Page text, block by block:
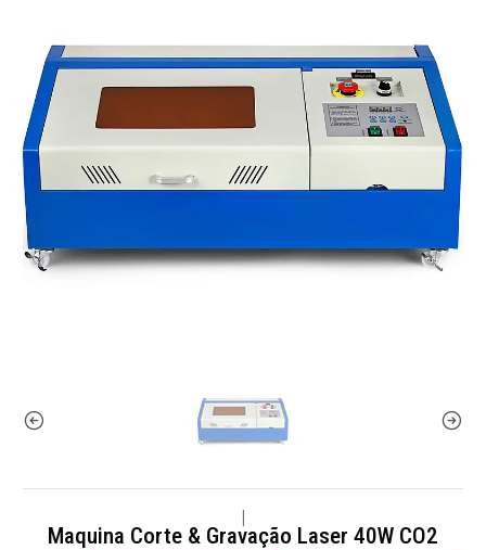
Maquina Corte & Gravação Laser 40W CO2